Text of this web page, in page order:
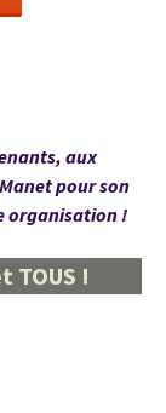
aux
pour son
organisation !
TOUS !